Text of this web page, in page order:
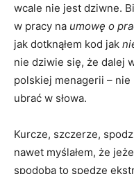
wcale nie jest dziwne.
w pracy na umowę o
jak dotknąłem kod jak
nie dziwie się, że dalej
polskiej menagerii –
ubrać w słowa.
Kurcze, szczerze,
nawet myślałem, że
spodoba to spędzę